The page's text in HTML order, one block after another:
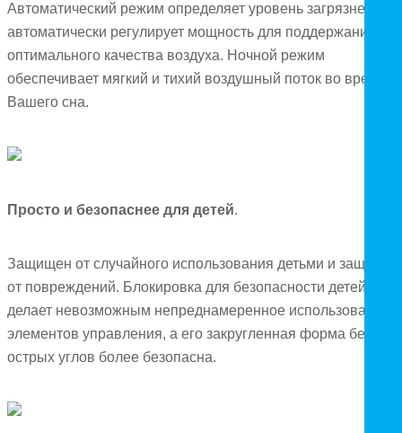
Автоматический режим определяет уровень загрязнения и
автоматически регулирует мощность для поддержания
оптимального качества воздуха. Ночной режим
обеспечивает мягкий и тихий воздушный поток во время
Вашего сна.
Просто и безопаснее для детей.
Защищен от случайного использования детьми и защиты
от повреждений. Блокировка для безопасности детей
делает невозможным непреднамеренное использование
элементов управления, а его закругленная форма без
острых углов более безопасна.